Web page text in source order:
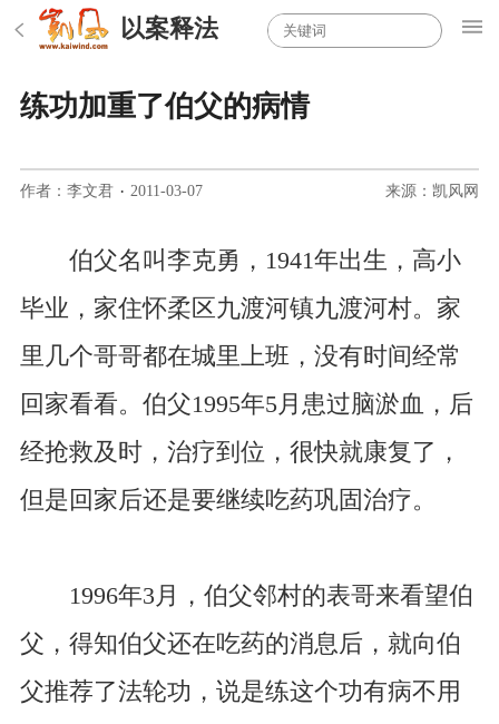
以案释法
练功加重了伯父的病情
作者：李文君 · 2011-03-07 来源：凯风网
伯父名叫李克勇，1941年出生，高小
毕业，家住怀柔区九渡河镇九渡河村。家
里几个哥哥都在城里上班，没有时间经常
回家看看。伯父1995年5月患过脑淤血，后
经抢救及时，治疗到位，很快就康复了，
但是回家后还是要继续吃药巩固治疗。
1996年3月，伯父邻村的表哥来看望伯
父，得知伯父还在吃药的消息后，就向伯
父推荐了法轮功，说是练这个功有病不用